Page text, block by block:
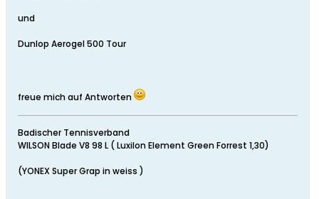
und
Dunlop Aerogel 500 Tour
freue mich auf Antworten
Badischer Tennisverband
WILSON Blade V8 98 L ( Luxilon Element Green Forrest 1,30)
(YONEX Super Grap in weiss )